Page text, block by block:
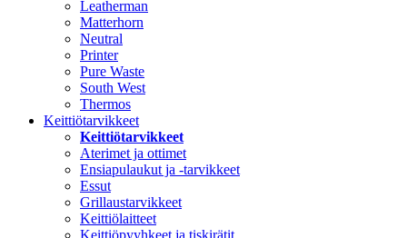
Leatherman
Matterhorn
Neutral
Printer
Pure Waste
South West
Thermos
Keittiötarvikkeet
Keittiötarvikkeet
Aterimet ja ottimet
Ensiapulaukut ja -tarvikkeet
Essut
Grillaustarvikkeet
Keittiölaitteet
Keittiöpyyhkeet ja tiskirätit